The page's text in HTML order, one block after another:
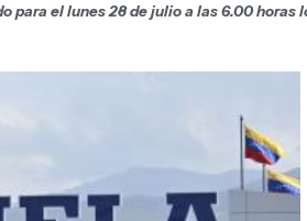
el lunes 28 de julio a las 6.00